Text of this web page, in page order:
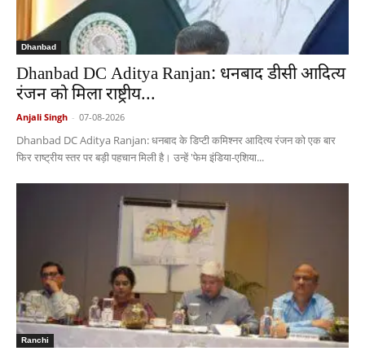
Dhanbad
Dhanbad DC Aditya Ranjan: धनबाद डीसी आदित्य
रंजन को मिला राष्ट्रीय...
Anjali Singh - 07-08-2026
Dhanbad DC Aditya Ranjan: धनबाद के डिप्टी कमिश्नर आदित्य रंजन को एक बार
फिर राष्ट्रीय स्तर पर बड़ी पहचान मिली है। उन्हें 'फेम इंडिया-एशिया...
Ranchi